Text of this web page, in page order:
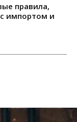
правила,
импортом и